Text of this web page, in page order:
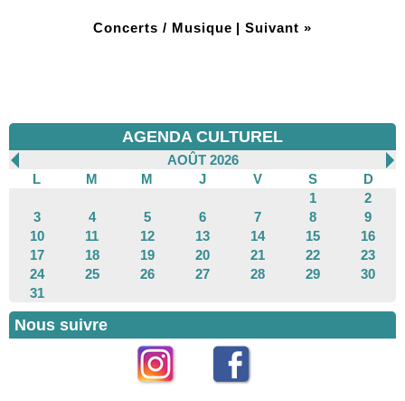
Concerts / Musique | Suivant »
AGENDA CULTUREL
AOÛT 2026
L
M M J V S
D
1
2
3
4 5 6 7 8
9
10
11 12 13 14 15
16
17
18 19 20 21 22
23
24
25 26 27 28 29
30
31
Nous suivre